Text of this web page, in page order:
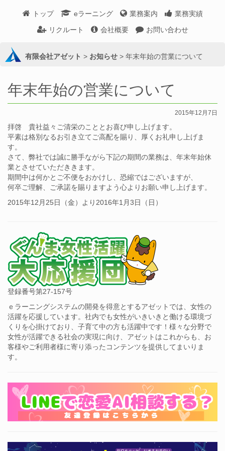
トップ eラーニング 業務案内
業務実績
リクルート
会社概要 お問い合わせ
有限会社アゼット > お知らせ > 年末年始の営業について
年末年始の営業について
2015年12月7日
拝啓 貴社益々ご清栄のこととお喜び申し上げます。
平素は格別なるお引き立てご高配を賜り、厚くお礼申し上げま
す。
さて、弊社では誠に勝手ながら下記の期間の業務は、年末年始休
業とさせていただききます。
期間中は何かとご不便をおかけし、恐縮ではございますが、
何卒ご理解、ご承諾を賜りますよう心よりお願い申し上げます。
2015年12月25日（金）より2016年1月3日（日）
登録番号第27-157号
ｅラーニングシステムの開発を得意とするアゼットでは、女性の
活躍を応援しています。社内でも女性がいきいきと働ける環境づ
くりを心掛けており、子育て中の方も活躍中です！様々な分野で
女性が活躍できる社会の実現に向け、アゼットはこれからも、お
客様やご利用者様に寄り添ったコンテンツを提供してまいりま
す。